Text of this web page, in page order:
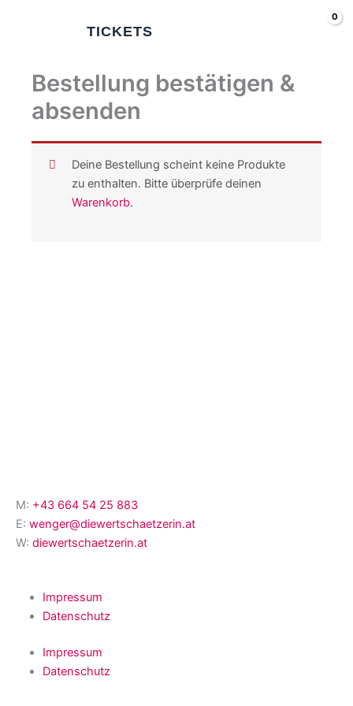
TICKETS
Bestellung bestätigen &
absenden
Deine Bestellung scheint keine Produkte
zu enthalten. Bitte überprüfe deinen
Warenkorb.
M: +43 664 54 25 883
E: wenger@diewertschaetzerin.at
W: diewertschaetzerin.at
Impressum
Datenschutz
Impressum
Datenschutz